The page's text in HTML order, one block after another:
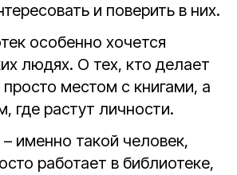
и поверить в них.
особенно хочется
людях. О тех, кто делает
просто местом с книгами, а
где растут личности.
именно такой человек,
работает в библиотеке,